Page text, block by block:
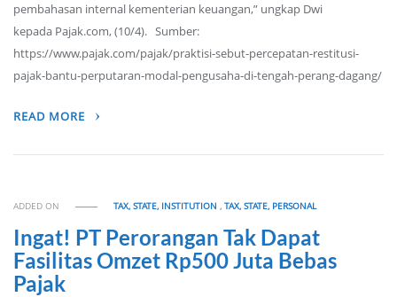
pembahasan internal kementerian keuangan,” ungkap Dwi
kepada Pajak.com, (10/4). Sumber:
https://www.pajak.com/pajak/praktisi-sebut-percepatan-restitusi-
pajak-bantu-perputaran-modal-pengusaha-di-tengah-perang-dagang/
READ MORE
ADDED ON TAX, STATE, INSTITUTION ,TAX, STATE, PERSONAL
Ingat! PT Perorangan Tak Dapat
Fasilitas Omzet Rp500 Juta Bebas
Pajak